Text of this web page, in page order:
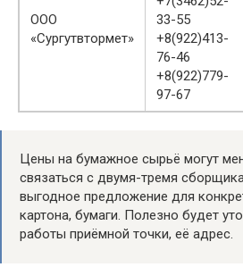
ООО
«Сургутвтормет»
33-55
+8(922)413-
76-46
+8(922)779-
97-67
Цены на бумажное сырьё могут
связаться с двумя-тремя
выгодное предложение для
картона, бумаги. Полезно будет
работы приёмной точки, её адрес.